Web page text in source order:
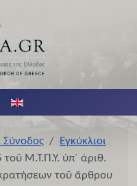
γλώσσα σας
Σύνοδος
Εγκύκλιοι
Μ.Τ.Π.Υ. ὑπ` ἀριθ.
τοῦ ἄρθρου